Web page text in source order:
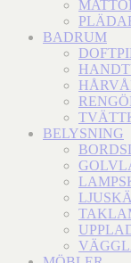
BADRUM
BELYSNING